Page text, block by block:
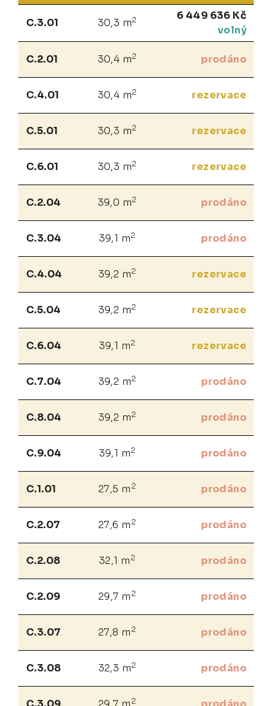
C.3.01 30,3 m2
6 449 636 Kč
volný
C.2.01 30,4 m2 prodáno
C.4.01 30,4 m2 rezervace
C.5.01 30,3 m2 rezervace
C.6.01 30,3 m2 rezervace
C.2.04 39,0 m2 prodáno
C.3.04 39,1 m2 prodáno
C.4.04 39,2 m2 rezervace
C.5.04 39,2 m2 rezervace
C.6.04 39,1 m2 rezervace
C.7.04 39,2 m2 prodáno
C.8.04 39,2 m2 prodáno
C.9.04 39,1 m2 prodáno
C.1.01 27,5 m 2 prodáno
C.2.07 27,6 m 2 prodáno
C.2.08 32,1 m 2 prodáno
C.2.09 29,7 m 2 prodáno
C.3.07 27,8 m 2 prodáno
C.3.08 32,3 m2 prodáno
2